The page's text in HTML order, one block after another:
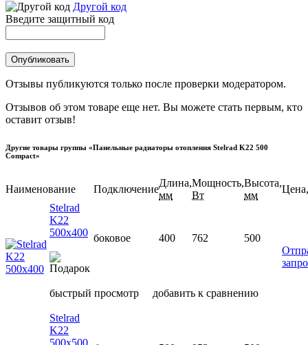
Другой код
Введите защитный код
Отзывы публикуются только после проверки модератором.
Отзывов об этом товаре еще нет. Вы можете стать первым, кто
оставит отзыв!
Другие товары группы «Панельные радиаторы отопления Stelrad K22 500
Compact»
Наименование Подключение
Длина,
мм
Мощность,
Вт
Высота,
мм
Stelrad
K22
500х400 боковое 400 762
500
быстрый просмотр добавить к сравнению
Stelrad
K22
500х500